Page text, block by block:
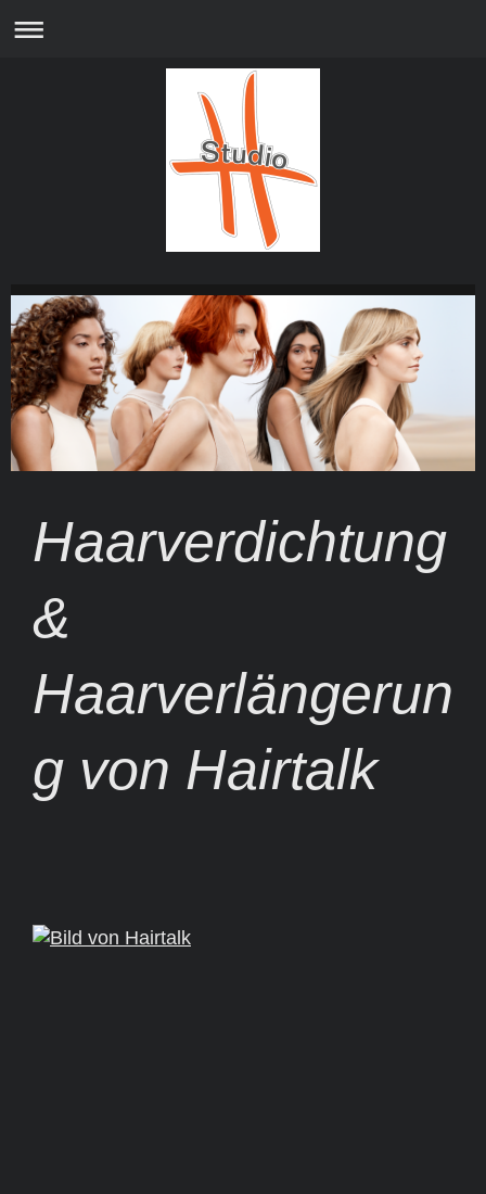
Haarverdichtung
&
Haarverlängerun
g von Hairtalk